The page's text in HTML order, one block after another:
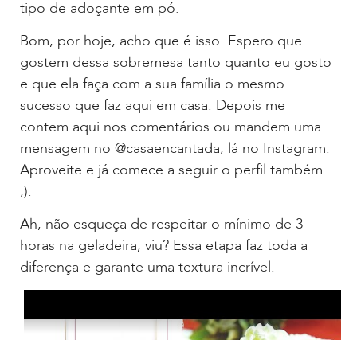
tipo de adoçante em pó.
Bom, por hoje, acho que é isso. Espero que
gostem dessa sobremesa tanto quanto eu gosto
e que ela faça com a sua família o mesmo
sucesso que faz aqui em casa. Depois me
contem aqui nos comentários ou mandem uma
mensagem no @casaencantada, lá no Instagram.
Aproveite e já comece a seguir o perfil também
;).
Ah, não esqueça de respeitar o mínimo de 3
horas na geladeira, viu? Essa etapa faz toda a
diferença e garante uma textura incrível.